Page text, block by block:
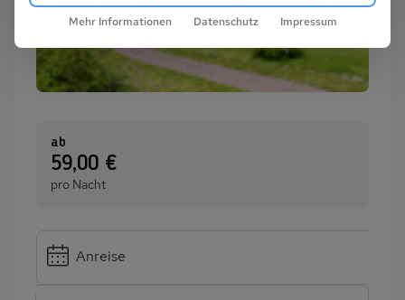
ab
:59,00 €
pro Nacht
Anreise
Mehr Informationen Datenschutz Impressum